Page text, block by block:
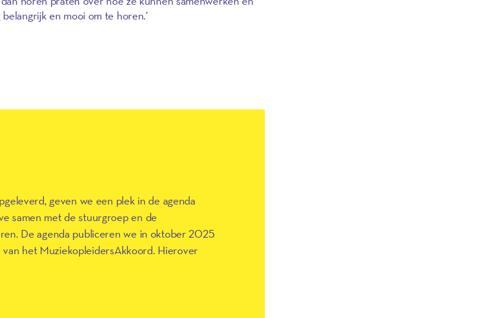
en mooi om te horen.’
geven we een plek in de agenda
samen met de stuurgroep en de
De agenda publiceren we in oktober 2025
het MuziekopleidersAkkoord. Hierover